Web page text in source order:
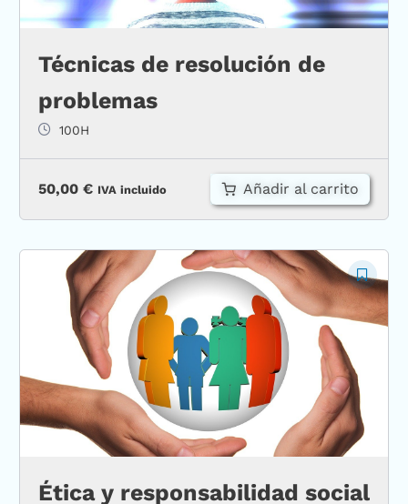
Técnicas de resolución de
problemas
100H
50,00 € IVA incluido Añadir al carrito
Ética y responsabilidad social